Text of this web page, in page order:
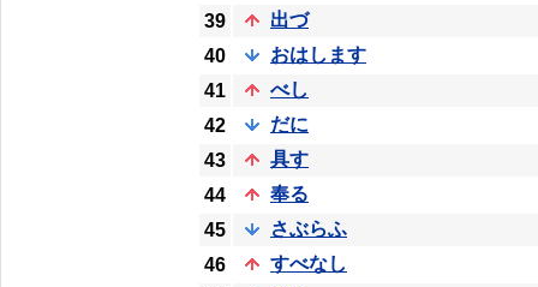
39
出づ
40
おはします
41
べし
42
だに
43
具す
44
奉る
45
さぶらふ
46
すべなし